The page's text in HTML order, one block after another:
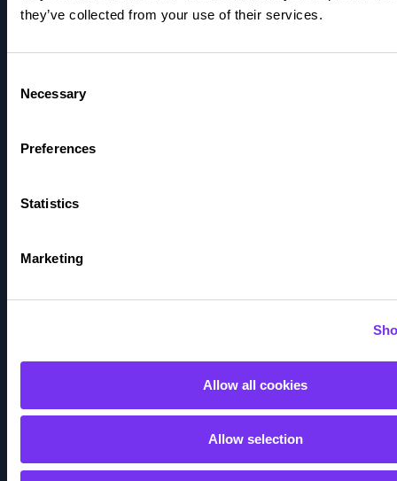
they’ve collected from your use of their services.
Selection
Necessary
Preferences
Statistics
Marketing
Allow all cookies
Allow selection
Myyntilaskutuspalvelut
Ohjelmistot
Yritystili
Tutustu
Integraatioportaali
Medialle
Oppaat